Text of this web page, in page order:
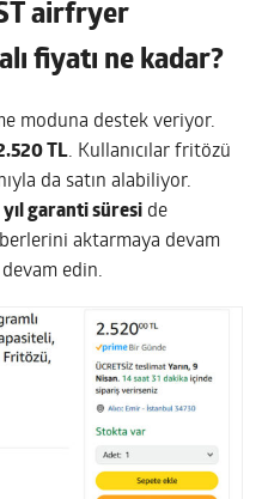
airfryer
fiyatı ne kadar?
moduna destek veriyor.
TL. Kullanıcılar fritözü
da satın alabiliyor.
yıl garanti süresi de
aktarmaya devam
devam edin.